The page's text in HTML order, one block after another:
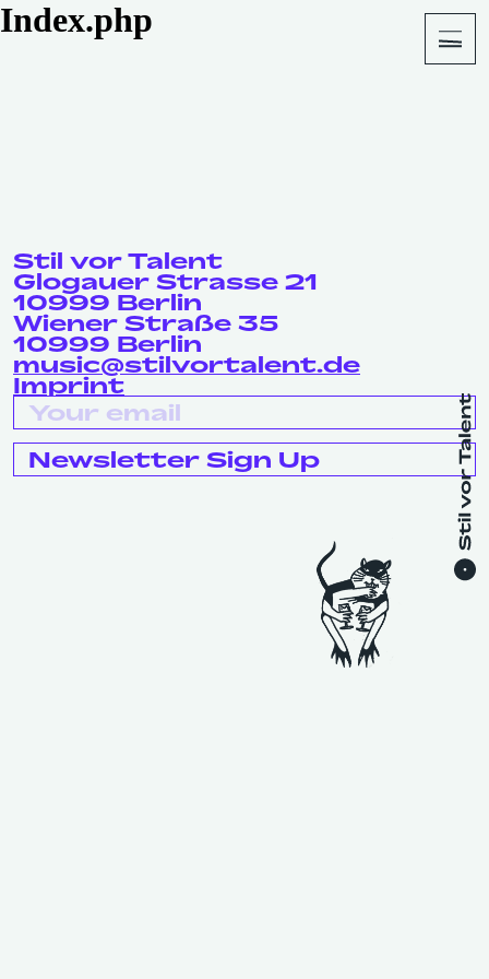
About
Index.php
Stil vor Talent
Glogauer Strasse 21
10999 Berlin
Wiener Straße 35
10999 Berlin
music@stilvortalent.de
Imprint